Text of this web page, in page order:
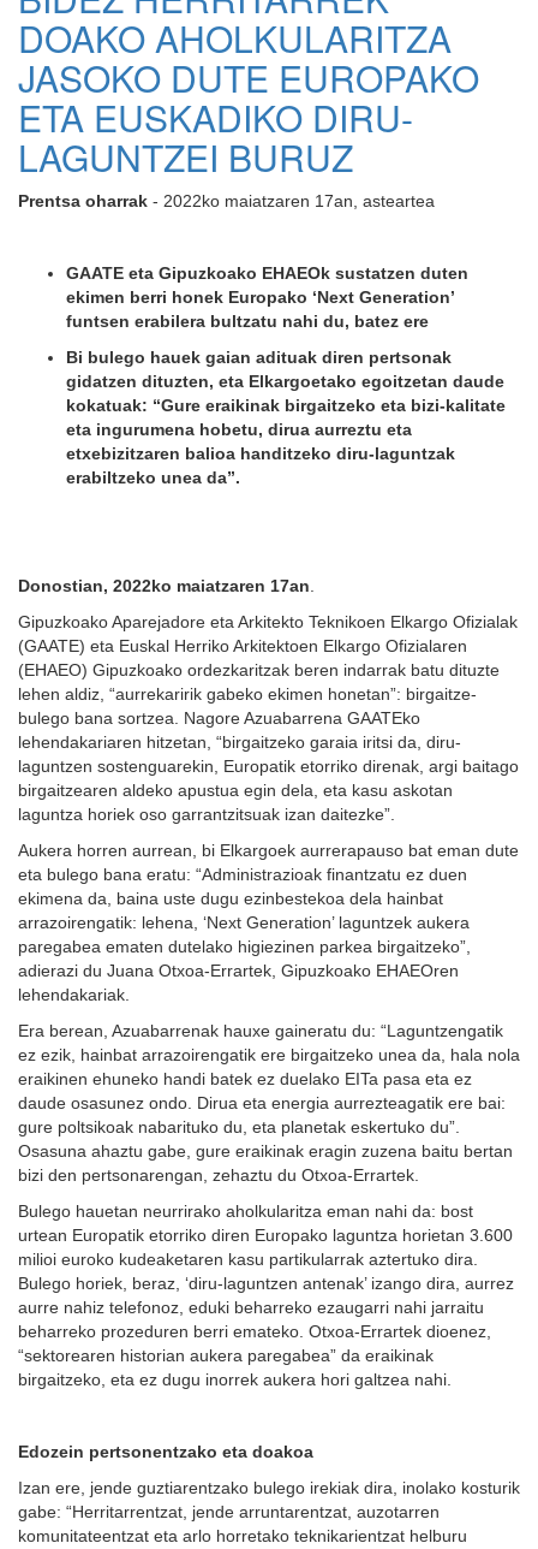
DOAKO AHOLKULARITZA
JASOKO DUTE EUROPAKO
ETA EUSKADIKO DIRU-
LAGUNTZEI BURUZ
Prentsa oharrak - 2022ko maiatzaren 17an, asteartea
GAATE eta Gipuzkoako EHAEOk sustatzen duten
ekimen berri honek Europako ‘Next Generation’
funtsen erabilera bultzatu nahi du, batez ere
Bi bulego hauek gaian adituak diren pertsonak
gidatzen dituzten, eta Elkargoetako egoitzetan daude
kokatuak: “Gure eraikinak birgaitzeko eta bizi-kalitate
eta ingurumena hobetu, dirua aurreztu eta
etxebizitzaren balioa handitzeko diru-laguntzak
erabiltzeko unea da”.
Donostian, 2022ko maiatzaren 17an
Gipuzkoako Aparejadore eta Arkitekto Teknikoen Elkargo Ofizialak
(GAATE) eta Euskal Herriko Arkitektoen Elkargo Ofizialaren
(EHAEO) Gipuzkoako ordezkaritzak beren indarrak batu dituzte
lehen aldiz, “aurrekaririk gabeko ekimen honetan”: birgaitze-
bulego bana sortzea. Nagore Azuabarrena GAATEko
lehendakariaren hitzetan, “birgaitzeko garaia iritsi da, diru-
laguntzen sostenguarekin, Europatik etorriko direnak, argi baitago
birgaitzearen aldeko apustua egin dela, eta kasu askotan
laguntza horiek oso garrantzitsuak izan daitezke”.
Aukera horren aurrean, bi Elkargoek aurrerapauso bat eman dute
eta bulego bana eratu: “Administrazioak finantzatu ez duen
ekimena da, baina uste dugu ezinbestekoa dela hainbat
arrazoirengatik: lehena, ‘Next Generation’ laguntzek aukera
paregabea ematen dutelako higiezinen parkea birgaitzeko”,
adierazi du Juana Otxoa-Errartek, Gipuzkoako EHAEOren
lehendakariak.
Era berean, Azuabarrenak hauxe gaineratu du: “Laguntzengatik
ez ezik, hainbat arrazoirengatik ere birgaitzeko unea da, hala nola
eraikinen ehuneko handi batek ez duelako EITa pasa eta ez
daude osasunez ondo. Dirua eta energia aurrezteagatik ere bai:
gure poltsikoak nabarituko du, eta planetak eskertuko du”.
Osasuna ahaztu gabe, gure eraikinak eragin zuzena baitu bertan
bizi den pertsonarengan, zehaztu du Otxoa-Errartek.
Bulego hauetan neurrirako aholkularitza eman nahi da: bost
urtean Europatik etorriko diren Europako laguntza horietan 3.600
milioi euroko kudeaketaren kasu partikularrak aztertuko dira.
Bulego horiek, beraz, ‘diru-laguntzen antenak’ izango dira, aurrez
aurre nahiz telefonoz, eduki beharreko ezaugarri nahi jarraitu
beharreko prozeduren berri emateko. Otxoa-Errartek dioenez,
“sektorearen historian aukera paregabea” da eraikinak
birgaitzeko, eta ez dugu inorrek aukera hori galtzea nahi.
Edozein pertsonentzako eta doakoa
Izan ere, jende guztiarentzako bulego irekiak dira, inolako kosturik
gabe: “Herritarrentzat, jende arruntarentzat, auzotarren
komunitateentzat eta arlo horretako teknikarientzat helburu